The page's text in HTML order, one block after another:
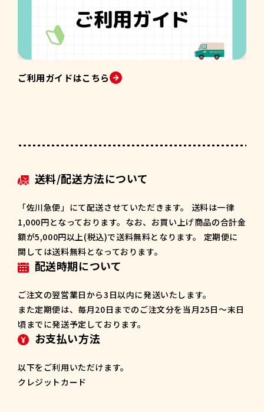
ご利用ガイドはこちら
送料/配送方法について
「佐川急便」にて配送させていただきます。 送料は一律
1,000円となっております。なお、お買い上げ商品の合計金
額が5,000円以上(税込)で送料無料となります。 定期便に
関しては送料無料となっております。
配送時期について
ご注文の翌営業日から3日以内に発送いたします。
また定期便は、毎月20日までのご注文分を当月25日～末日
頃までに発送予定しております。
お支払い方法
以下をご利用いただけます。
クレジットカード